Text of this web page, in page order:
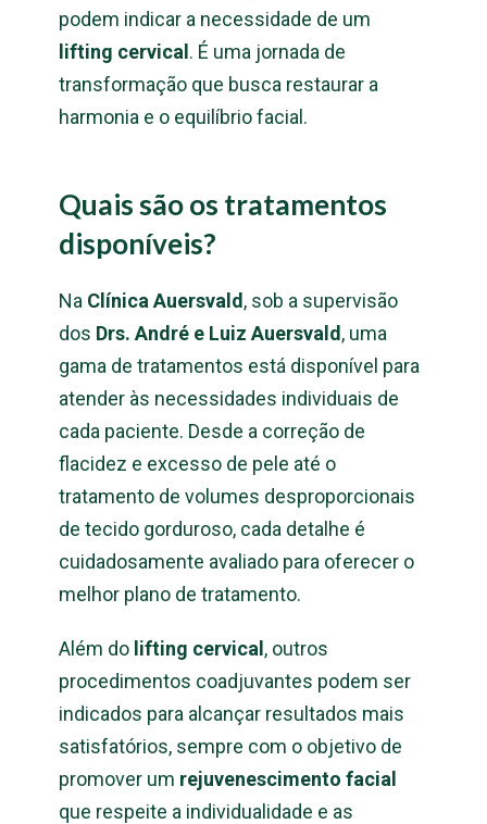
podem indicar a necessidade de um
lifting cervical . É uma jornada de
transformação que busca restaurar a
harmonia e o equilíbrio facial.
Quais são os tratamentos
disponíveis?
Na Clínica Auersvald , sob a supervisão
dos Drs. André e Luiz Auersvald , uma
gama de tratamentos está disponível para
atender às necessidades individuais de
cada paciente. Desde a correção de
flacidez e excesso de pele até o
tratamento de volumes desproporcionais
de tecido gorduroso, cada detalhe é
cuidadosamente avaliado para oferecer o
melhor plano de tratamento.
Além do lifting cervical , outros
procedimentos coadjuvantes podem ser
indicados para alcançar resultados mais
satisfatórios, sempre com o objetivo de
promover um rejuvenescimento facial
que respeite a individualidade e as